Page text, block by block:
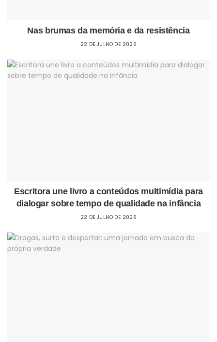
Nas brumas da memória e da resistência
22 DE JULHO DE 2026
Escritora une livro a conteúdos multimídia para
dialogar sobre tempo de qualidade na infância
22 DE JULHO DE 2026